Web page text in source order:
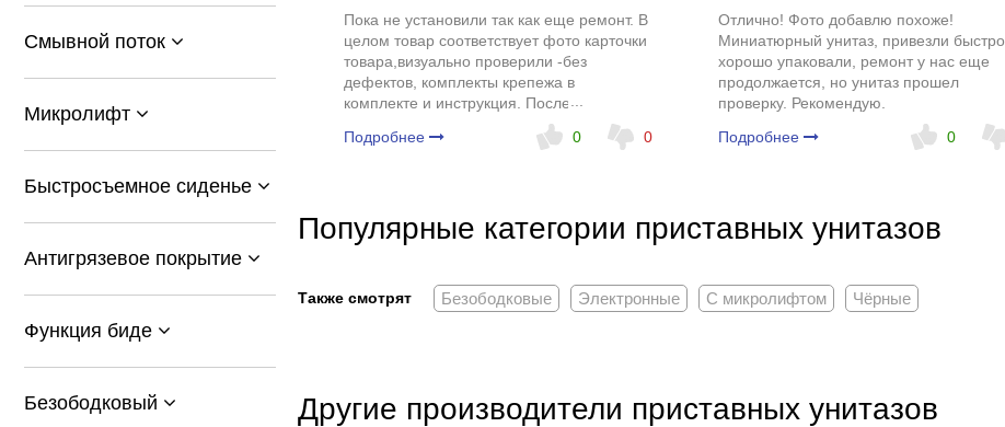
Смывной поток
Микролифт
Быстросъемное сиденье
Антигрязевое покрытие
Функция биде
Безободковый
Пока не установили так как еще ремонт. В
целом товар соответствует фото карточки
товара,визуально проверили -без
дефектов, комплекты крепежа в
комплекте и инструкция. После установки
Подробнее 0 0
Отлично! Фото добавлю похоже!
Миниатюрный унитаз, привезли быстро,
хорошо упаковали, ремонт у нас еще
продолжается, но унитаз прошел
проверку. Рекомендую.
Подробнее
0
Популярные категории приставных унитазов
Также смотрят Безободковые Электронные С микролифтом Чёрные
Другие производители приставных унитазов